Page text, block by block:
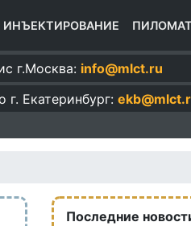
ИНЪЕКТИРОВАНИЕ
г.Москва: info@mlct.ru
г. Екатеринбург:
Последние